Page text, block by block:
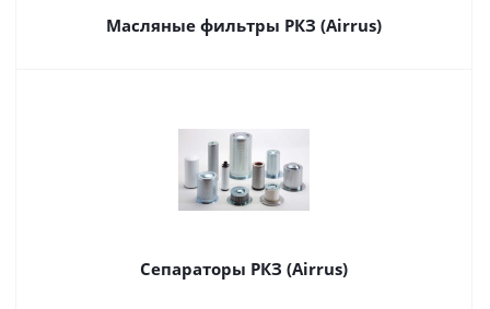
Масляные фильтры РКЗ (Airrus)
Сепараторы РКЗ (Airrus)